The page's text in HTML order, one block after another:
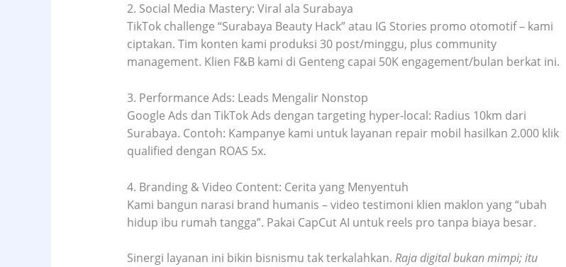
2. Social Media Mastery: Viral ala Surabaya
TikTok challenge “Surabaya Beauty Hack” atau IG Stories promo otomotif – kami
ciptakan. Tim konten kami produksi 30 post/minggu, plus community
management. Klien F&B kami di Genteng capai 50K engagement/bulan berkat ini.
3. Performance Ads: Leads Mengalir Nonstop
Google Ads dan TikTok Ads dengan targeting hyper-local: Radius 10km dari
Surabaya. Contoh: Kampanye kami untuk layanan repair mobil hasilkan 2.000 klik
qualified dengan ROAS 5x.
4. Branding & Video Content: Cerita yang Menyentuh
Kami bangun narasi brand humanis – video testimoni klien maklon yang “ubah
hidup ibu rumah tangga”. Pakai CapCut AI untuk reels pro tanpa biaya besar.
Sinergi layanan ini bikin bisnismu tak terkalahkan. Raja digital bukan mimpi; itu